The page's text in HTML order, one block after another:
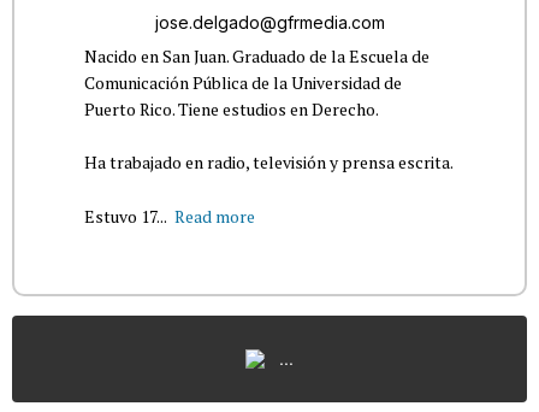
jose.delgado@gfrmedia.com
Nacido en San Juan. Graduado de la Escuela de
Comunicación Pública de la Universidad de
Puerto Rico. Tiene estudios en Derecho.
Ha trabajado en radio, televisión y prensa escrita.
Estuvo 17... Read more
...